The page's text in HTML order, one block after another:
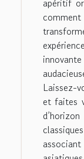
apéritif
Laissez-
et faites